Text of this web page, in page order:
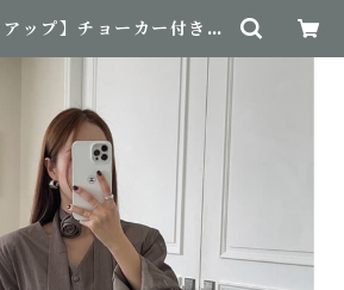
アップ】チョーカー付きク